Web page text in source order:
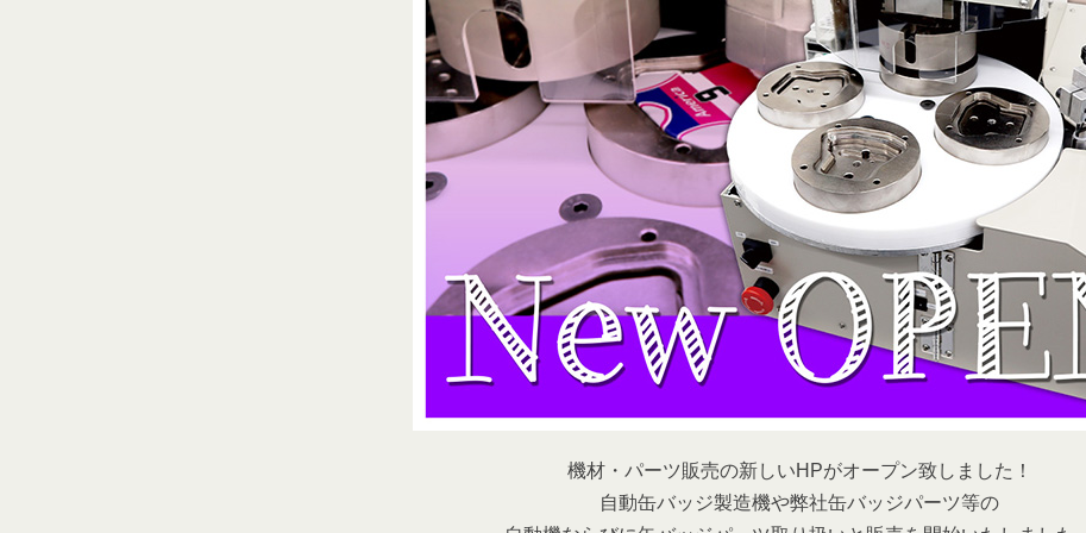
機材・パーツ販売の新しいHPがオープン致しました！
自動缶バッジ製造機や弊社缶バッジパーツ等の